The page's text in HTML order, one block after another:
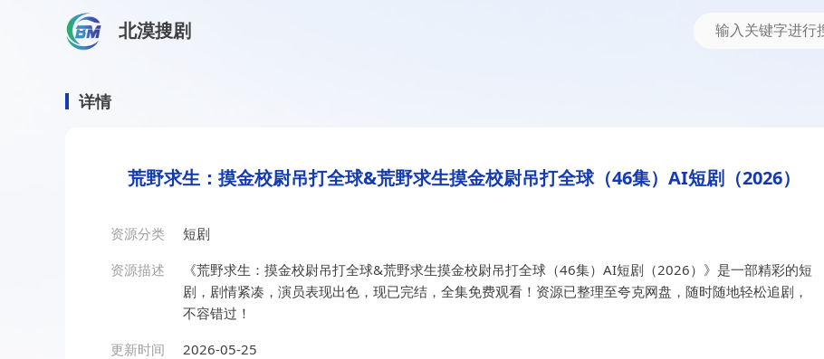
北漠搜剧
荒野求生：摸金校尉吊打全球&荒野求生摸金校尉吊打全球（
详情
荒野求生：摸金校尉吊打全球&荒野求生摸金校尉吊打全球（46集）AI短剧（2026）
资源分类
短剧
资源描述
《荒野求生：摸金校尉吊打全球&荒野求生摸金校尉吊打全球（46集）AI短剧（2026）》是一部精彩的短
剧，剧情紧凑，演员表现出色，现已完结，全集免费观看！资源已整理至夸克网盘，随时随地轻松追剧，
不容错过！
更新时间
2026-05-25